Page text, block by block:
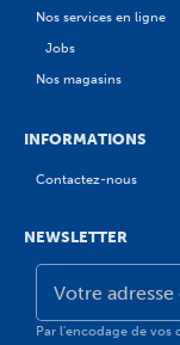
Nos services en ligne
Jobs
Nos magasins
INFORMATIONS
Contactez-nous
NEWSLETTER
Votre
adresse
mail
Par l'encodage de